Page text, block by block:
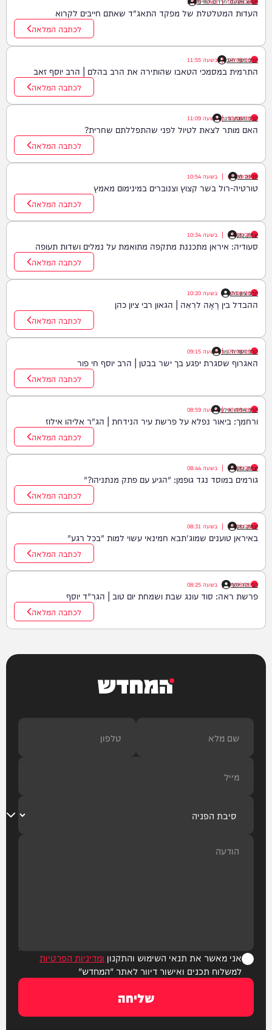
העדות המטלטלת של מפקד התאג"ד שאתם חייבים לקרוא
לכתבה המלאה
הרב יוסף זאב
07/08/26
| בשעה 11:55
התרמית במסמכי הטאבו שהותירה את הרב בהלם | הרב יוסף זאב
לכתבה המלאה
הרב יהונתן ורנר
07/08/26
| בשעה 11:09
האם מותר לצאת לטיול לפני שהתפללתם שחרית?
לכתבה המלאה
פנינה לוי
07/08/26
| בשעה 10:54
טורטיה-רול בשר קצוץ וצנוברים במינימום מאמץ
לכתבה המלאה
יצחק כהן
07/08/26
| בשעה 10:34
סעודיה: איראן מתכננת מתקפה מתואמת על נמלים ושדות תעופה
לכתבה המלאה
הרב ציון כהן
07/08/26
| בשעה 10:20
ההבדל בין רָאָה לרְאֵה | הגאון רבי ציון כהן
לכתבה המלאה
הרב יוסף חי פור
07/08/26
| בשעה 09:15
האגרוף שסגרת יפגע בך ישר בבטן | הרב יוסף חי פור
לכתבה המלאה
הרב אליהו אילוז
07/08/26
| בשעה 08:59
ורחמך: ביאור נפלא על פרשת עיר הנידחת | הג"ר אליהו אילוז
לכתבה המלאה
יצחק כהן
07/08/26
| בשעה 08:44
גורמים במוסד נגד גופמן: "הגיע עם פתק מנתניהו?"
לכתבה המלאה
יצחק כהן
07/08/26
| בשעה 08:31
באיראן טוענים שמוג'תבא חמינאי עשוי למות "בכל רגע"
לכתבה המלאה
רבי דוד יוסף
07/08/26
| בשעה 08:25
פרשת ראה: סוד עונג שבת ושמחת יום טוב | הגר"ד יוסף
לכתבה המלאה
המחדש
אני מאשר את תנאי השימוש והתקנון ומדיניות הפרטיות
למשלוח תכנים ואישור דיוור לאתר "המחדש"
שליחה